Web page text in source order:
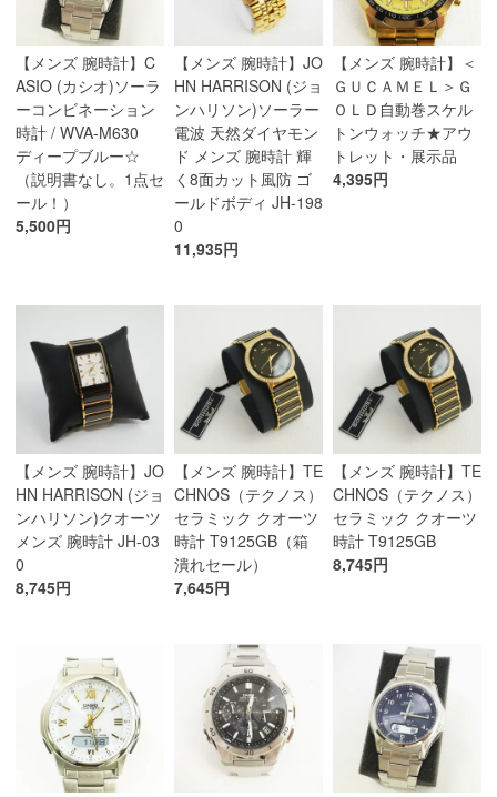
【メンズ 腕時計】C
ASIO (カシオ)ソーラ
ーコンビネーション
時計 / WVA-M630
ディープブルー☆
（説明書なし。1点セ
ール！）
5,500円
【メンズ 腕時計】JO
HN HARRISON (ジョ
ンハリソン)ソーラー
電波 天然ダイヤモン
ド メンズ 腕時計 輝
く8面カット風防 ゴ
ールドボディ JH-198
0
11,935円
【メンズ 腕時計】＜
ＧＵＣＡＭＥＬ＞Ｇ
ＯＬＤ自動巻スケル
トンウォッチ★アウ
トレット・展示品
4,395円
【メンズ 腕時計】JO
HN HARRISON (ジョ
ンハリソン)クオーツ
メンズ 腕時計 JH-03
0
8,745円
【メンズ 腕時計】TE
CHNOS（テクノス）
セラミック クオーツ
時計 T9125GB（箱
潰れセール）
7,645円
【メンズ 腕時計】TE
CHNOS（テクノス）
セラミック クオーツ
時計 T9125GB
8,745円